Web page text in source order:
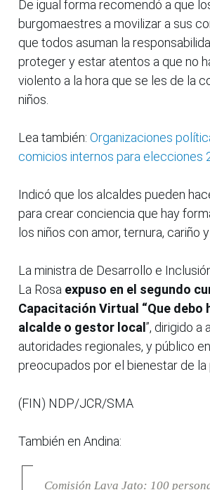
De igual forma recomendó a que
burgomaestres a movilizar a sus
que todos asuman la
proteger y estar atentos a que no
violento a la hora que se les de la
niños.
Lea también: Organizaciones
comicios internos para elecciones
Indicó que los alcaldes pueden
para crear conciencia que hay
los niños con amor, ternura, cariño
La ministra de Desarrollo e
La Rosa expuso en el segundo
Capacitación Virtual “Que debo
alcalde o gestor local ”, dirigido a
autoridades regionales, y público
preocupados por el bienestar de la
(FIN) NDP/JCR/SMA
También en Andina:
Comisión Lava Jato: 100